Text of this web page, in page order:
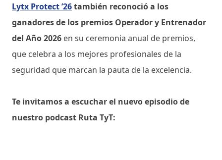
Lytx Protect ’26también reconoció a los
ganadores de los premios Operador y Entrenador
del Año 2026 en su ceremonia anual de premios,
que celebra a los mejores profesionales de la
seguridad que marcan la pauta de la excelencia.
Te invitamos a escuchar el nuevo episodio de
nuestro podcast Ruta TyT: